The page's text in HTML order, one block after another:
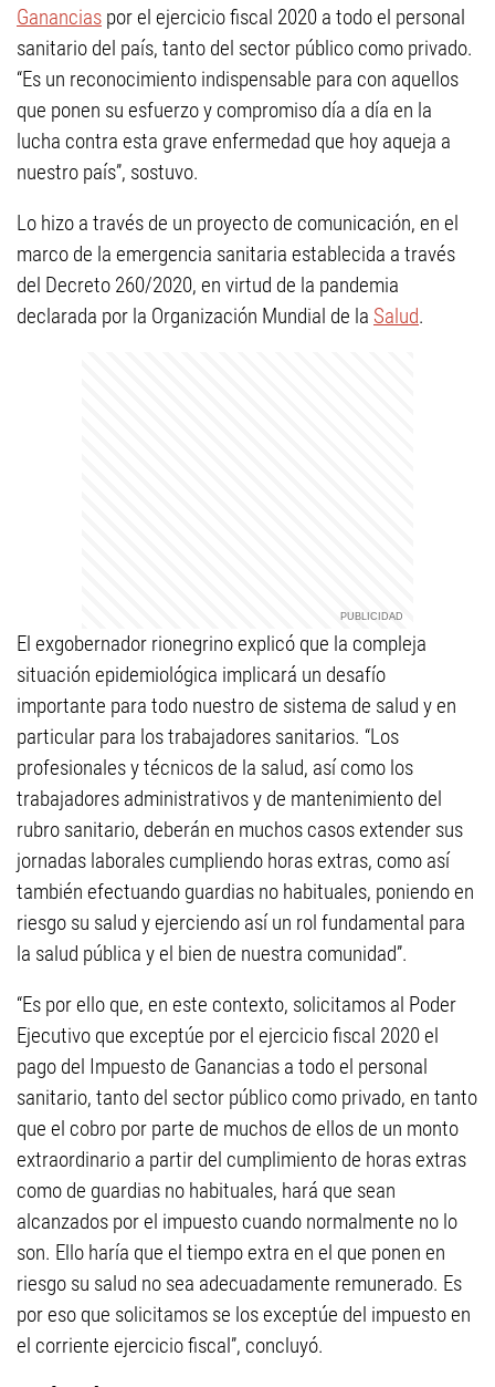
Ganancias por el ejercicio fiscal 2020 a todo el personal
sanitario del país, tanto del sector público como privado.
“Es un reconocimiento indispensable para con aquellos
que ponen su esfuerzo y compromiso día a día en la
lucha contra esta grave enfermedad que hoy aqueja a
nuestro país”, sostuvo.
Lo hizo a través de un proyecto de comunicación, en el
marco de la emergencia sanitaria establecida a través
del Decreto 260/2020, en virtud de la pandemia
declarada por la Organización Mundial de la Salud.
El exgobernador rionegrino explicó que la compleja
situación epidemiológica implicará un desafío
importante para todo nuestro de sistema de salud y en
particular para los trabajadores sanitarios. “Los
profesionales y técnicos de la salud, así como los
trabajadores administrativos y de mantenimiento del
rubro sanitario, deberán en muchos casos extender sus
jornadas laborales cumpliendo horas extras, como así
también efectuando guardias no habituales, poniendo en
riesgo su salud y ejerciendo así un rol fundamental para
la salud pública y el bien de nuestra comunidad”.
“Es por ello que, en este contexto, solicitamos al Poder
Ejecutivo que exceptúe por el ejercicio fiscal 2020 el
pago del Impuesto de Ganancias a todo el personal
sanitario, tanto del sector público como privado, en tanto
que el cobro por parte de muchos de ellos de un monto
extraordinario a partir del cumplimiento de horas extras
como de guardias no habituales, hará que sean
alcanzados por el impuesto cuando normalmente no lo
son. Ello haría que el tiempo extra en el que ponen en
riesgo su salud no sea adecuadamente remunerado. Es
por eso que solicitamos se los exceptúe del impuesto en
el corriente ejercicio fiscal”, concluyó.